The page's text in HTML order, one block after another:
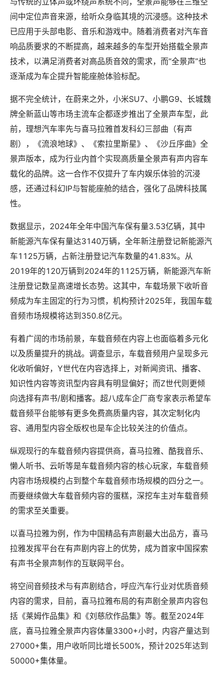
间中定位声音来源，给听众身临其境的沉浸感。这种技术
已应用于头部电影、音乐和游戏中。随着消费者对汽车音
响品质要求的不断提高，越来越多的车型开始搭载全景声
技术，以满足消费者对高品质音效的需求，而“全景声”也
逐渐成为车企提升智能座舱体验标配。
据不完全统计，在蔚来之外，小米SU7、小鹏G9、长城魏
牌全新蓝山等市场主流车企都逐步推出了全景声车型，此
前，理想汽车率先与喜马拉雅首发科幻三部曲（有声
剧），《流浪地球》、《索拉里斯星》、《沙丘序曲》全
景声版本，成为行业内首个实现高质量全景声有声内容车
载化的品牌。这一合作不仅提升了车内娱乐体验的沉浸
感，还通过科幻IP与智能座舱的结合，强化了品牌科技属
性。
数据显示，2024年全年中国汽车保有量3.53亿辆，其中
新能源汽车保有量达3140万辆，全年新注册登记新能源汽
车1125万辆，占新注册登记汽车数量的41.83%。从
2019年的120万辆到2024年的1125万辆，新能源汽车新
注册登记数呈高速增长态势。这其中，车载场景下收听音
频成为车主固定的行为习惯，机构预计2025年，我国车载
音频市场规模将达到350.8亿元。
有着广阔的市场前景，车载音频在内容上也面临着多元化
以及质量提升的挑战。调查显示，车载音频用户呈现多元
化收听偏好，Y世代在内容选择上，对新闻资讯、播客、
知识性内容等资讯型内容具有明显偏好；而Z世代则更倾
向选择有声书/剧和播客。超八成车企厂商专家表示希望车
载音频平台能够有更多免费高质量内容，其次定制化内
容、通用型内容全版权也是车企比较关注的价值点。
纵观现行的车载音频内容提供商，喜马拉雅、酷我音乐、
懒人听书、云听等是车载音频内容的核心玩家，车载音频
内容市场规模约占到整个车载音频市场规模的四分之一。
而要继续做大车载音频内容的蛋糕，深挖车主对车载音频
的需求至关重要。
以喜马拉雅为例，作为中国精品有声剧最大出品方，喜马
拉雅发挥平台在有声剧内容上的优势，成为首家中国探索
有声书全景声制作的互联网平台。
将空间音频技术与有声剧结合，呼应汽车行业对优质音频
内容的需求，目前，喜马拉雅布局的有声剧全景声内容包
括《莱姆作品集》和《刘慈欣作品集》等。截至2024年
底，喜马拉雅全景声内容体量3300+小时，内容产量达到
27000+集，用户收听同比增长500%，预计2025年达到
50000+集体量。